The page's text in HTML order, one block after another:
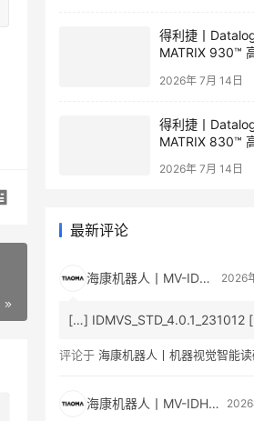
得利捷丨
MATRIX 930™ 高性能二
彩页
2026年 7月 14日
得利捷丨
MATRIX 830™ 高性能二
彩页
2026年 7月 14日
最新评论
2026
[…] IDMVS_STD_4.0.1_231012
评论于 海康机器人丨机器视觉智能读码器客户端最新版本